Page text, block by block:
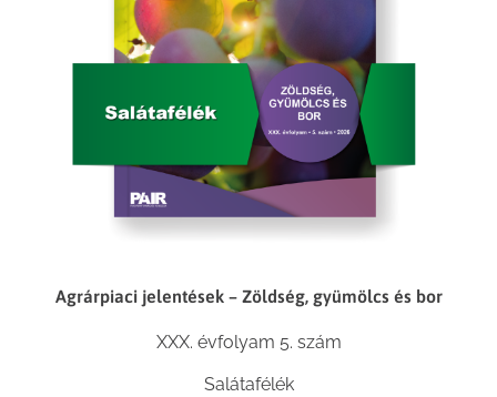
Agrárpiaci jelentések – Zöldség, gyümölcs és bor
XXX. évfolyam 5. szám
Salátafélék